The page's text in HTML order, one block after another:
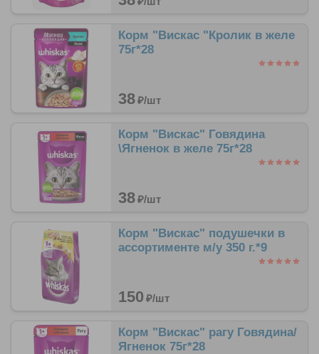
Корм "Вискас "Кролик в желе
75г*28
38₽/шт
Корм "Вискас" Говядина
\Ягненок в желе 75г*28
38₽/шт
Корм "Вискас" подушечки в
ассортименте м/у 350 г.*9
150 ₽/шт
Корм "Вискас" рагу Говядина/
Ягненок 75г*28